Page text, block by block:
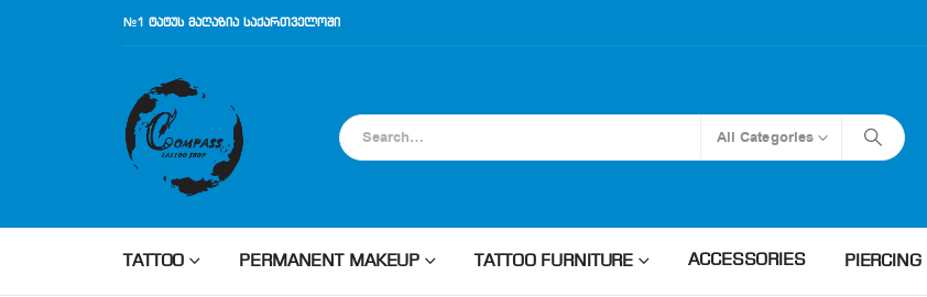
№1 ტატუს მაღაზია საქართველოში
All Categories
TATTOO PERMANENT MAKEUP TATTOO FURNITURE ACCESSORIES PIERCING